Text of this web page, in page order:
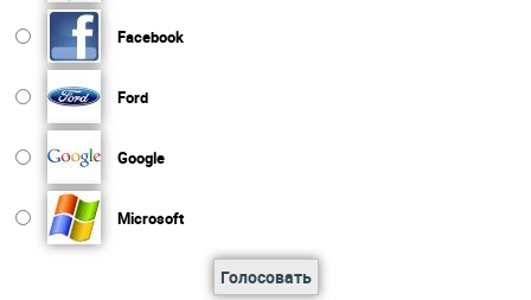
Facebook
Ford
Google
Microsoft
Голосовать